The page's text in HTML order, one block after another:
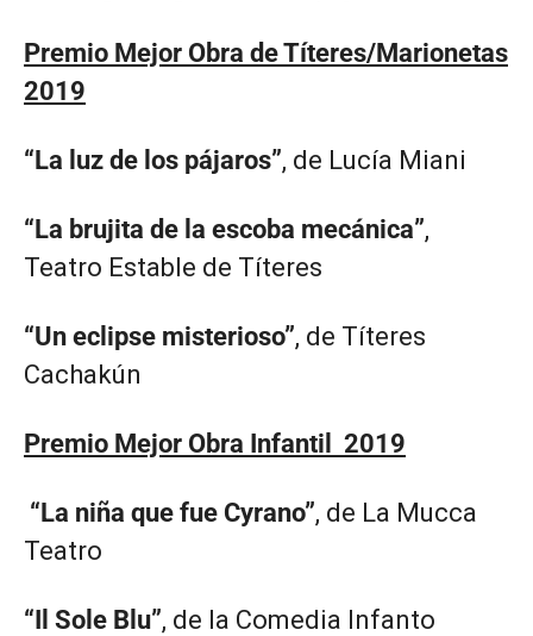
Premio Mejor Obra de Títeres/Marionetas
2019
“La luz de los pájaros”, de Lucía Miani
“La brujita de la escoba mecánica”,
Teatro Estable de Títeres
“Un eclipse misterioso”, de Títeres
Cachakún
Premio Mejor Obra Infantil 2019
“La niña que fue Cyrano”, de La Mucca
Teatro
“Il Sole Blu”, de la Comedia Infanto